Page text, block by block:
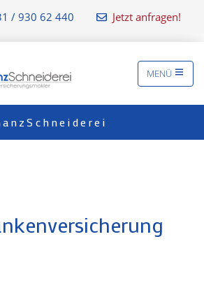
/ 930 62 440 Jetzt anfragen!
MENÜ